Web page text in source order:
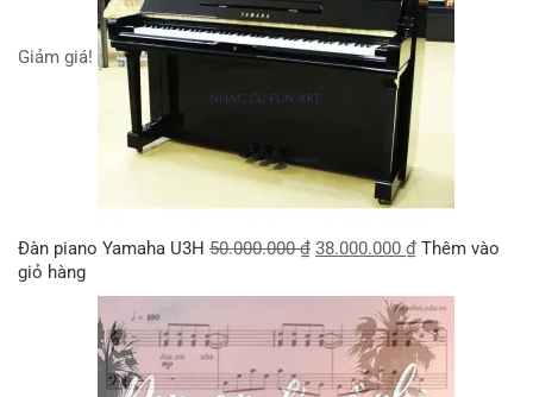
Giảm giá!
Đàn piano Yamaha U3H 50.000.000₫ 38.000.000 ₫ Thêm vào
giỏ hàng